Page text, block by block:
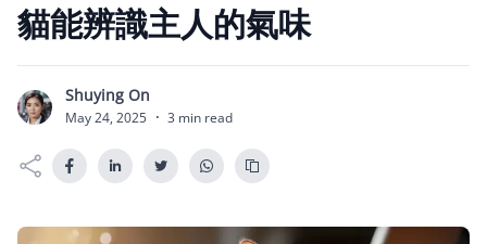
貓能辨識主人的氣味
S Shuying On
May 24, 2025 · 3 min read